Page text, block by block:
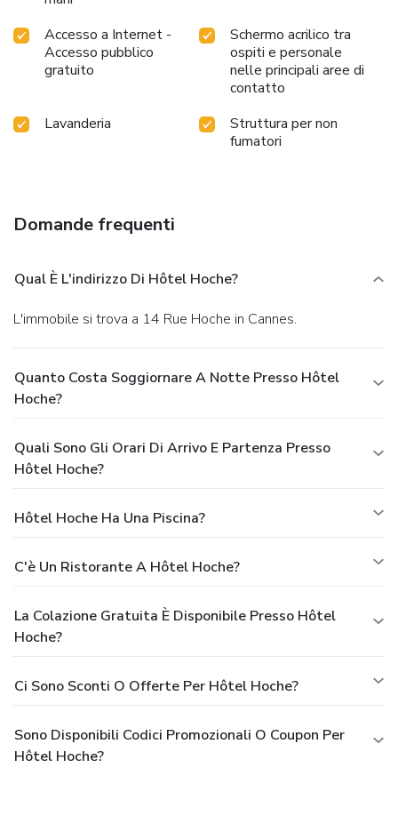
Accesso a Internet -
Accesso pubblico
gratuito
Schermo acrilico tra
ospiti e personale
nelle principali aree di
contatto
Lavanderia
Struttura per non
fumatori
Domande frequenti
Qual È L'indirizzo Di Hôtel Hoche?
L'immobile si trova a 14 Rue Hoche in Cannes.
Quanto Costa Soggiornare A Notte Presso Hôtel
Hoche?
Quali Sono Gli Orari Di Arrivo E Partenza Presso
Hôtel Hoche?
Hôtel Hoche Ha Una Piscina?
C'è Un Ristorante A Hôtel Hoche?
La Colazione Gratuita È Disponibile Presso Hôtel
Hoche?
Ci Sono Sconti O Offerte Per Hôtel Hoche?
Sono Disponibili Codici Promozionali O Coupon Per
Hôtel Hoche?